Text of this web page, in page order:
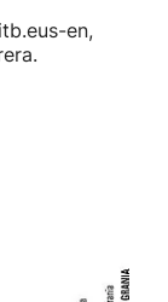
en,